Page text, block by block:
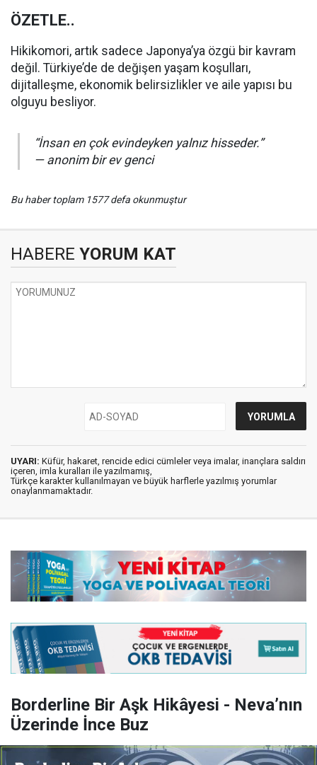
ÖZETLE..
Hikikomori, artık sadece Japonya’ya özgü bir kavram
değil. Türkiye’de de değişen yaşam koşulları,
dijitalleşme, ekonomik belirsizlikler ve aile yapısı bu
olguyu besliyor.
“İnsan en çok evindeyken yalnız hisseder.”
— anonim bir ev genci
Bu haber toplam 1577 defa okunmuştur
HABERE YORUM KAT
UYARI: Küfür, hakaret, rencide edici cümleler veya imalar, inançlara saldırı
içeren, imla kuralları ile yazılmamış,
Türkçe karakter kullanılmayan ve büyük harflerle yazılmış yorumlar
onaylanmamaktadır.
Borderline Bir Aşk Hikâyesi - Neva’nın
Üzerinde İnce Buz